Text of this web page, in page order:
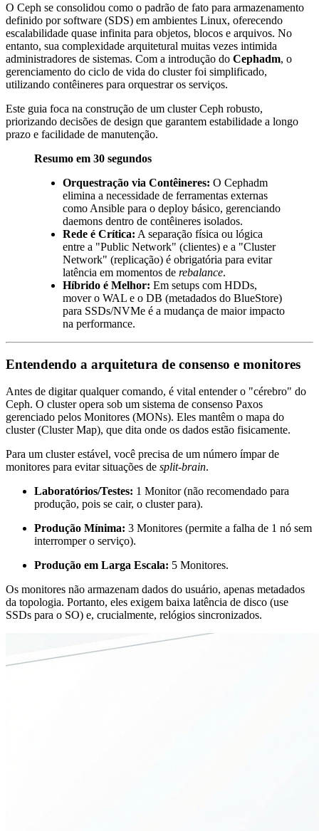
O Ceph se consolidou como o padrão de fato para armazenamento
definido por software (SDS) em ambientes Linux, oferecendo
escalabilidade quase infinita para objetos, blocos e arquivos. No
entanto, sua complexidade arquitetural muitas vezes intimida
administradores de sistemas. Com a introdução do Cephadm, o
gerenciamento do ciclo de vida do cluster foi simplificado,
utilizando contêineres para orquestrar os serviços.
Este guia foca na construção de um cluster Ceph robusto,
priorizando decisões de design que garantem estabilidade a longo
prazo e facilidade de manutenção.
Resumo em 30 segundos
Orquestração via Contêineres: O Cephadm
elimina a necessidade de ferramentas externas
como Ansible para o deploy básico, gerenciando
daemons dentro de contêineres isolados.
Rede é Crítica: A separação física ou lógica
entre a "Public Network" (clientes) e a "Cluster
Network" (replicação) é obrigatória para evitar
latência em momentos de rebalance.
Híbrido é Melhor: Em setups com HDDs,
mover o WAL e o DB (metadados do BlueStore)
para SSDs/NVMe é a mudança de maior impacto
na performance.
Entendendo a arquitetura de consenso e monitores
Antes de digitar qualquer comando, é vital entender o "cérebro" do
Ceph. O cluster opera sob um sistema de consenso Paxos
gerenciado pelos Monitores (MONs). Eles mantêm o mapa do
cluster (Cluster Map), que dita onde os dados estão fisicamente.
Para um cluster estável, você precisa de um número ímpar de
monitores para evitar situações de split-brain.
Laboratórios/Testes: 1 Monitor (não recomendado para
produção, pois se cair, o cluster para).
Produção Mínima: 3 Monitores (permite a falha de 1 nó sem
interromper o serviço).
Produção em Larga Escala: 5 Monitores.
Os monitores não armazenam dados do usuário, apenas metadados
da topologia. Portanto, eles exigem baixa latência de disco (use
SSDs para o SO) e, crucialmente, relógios sincronizados.